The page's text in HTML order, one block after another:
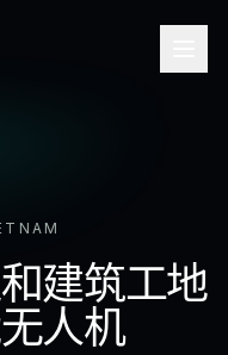
建筑工地
人机